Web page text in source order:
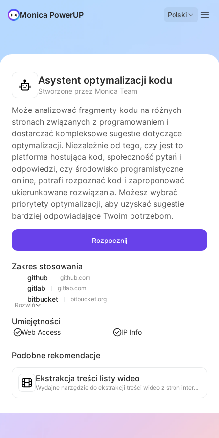
Monica PowerUP Polski
Asystent optymalizacji kodu
Stworzone przez Monica Team
Może analizować fragmenty kodu na różnych
stronach związanych z programowaniem i
dostarczać kompleksowe sugestie dotyczące
optymalizacji. Niezależnie od tego, czy jest to
platforma hostująca kod, społeczność pytań i
odpowiedzi, czy środowisko programistyczne
online, potrafi rozpoznać kod i zaproponować
ukierunkowane rozwiązania. Możesz wybrać
priorytety optymalizacji, aby uzyskać sugestie
bardziej odpowiadające Twoim potrzebom.
Rozpocznij
Zakres stosowania
github github.com
gitlab gitlab.com
bitbucket
bitbucket.org
Rozwiń
Umiejętności
Web Access IP Info
Podobne rekomendacje
Ekstrakcja treści listy wideo
Wydajne narzędzie do ekstrakcji treści wideo z stron internetowych, które szybko skanuje strony i porządkuje informacje o wideo w zorganizowanej tabeli Markdown.
Analiza trendów listy